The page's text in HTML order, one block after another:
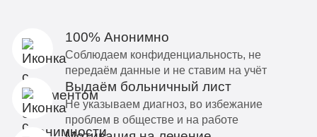
100% Анонимно
Соблюдаем конфиденциальность, не
передаём данные и не ставим на учёт
Выдаём больничный лист
Не указываем диагноз, во избежание
проблем в обществе и на работе